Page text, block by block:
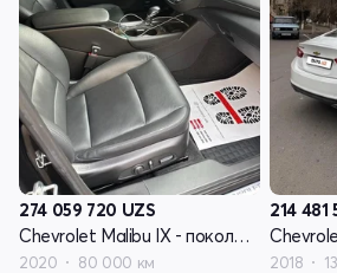
274 059 720 UZS
Chevrolet Malibu IX - поколение рестайлинг
2020 80 000 км
214 481
2018